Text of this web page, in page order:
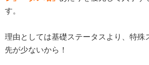
す。
理由としては基礎ステータスより、特殊
先が少ないから！